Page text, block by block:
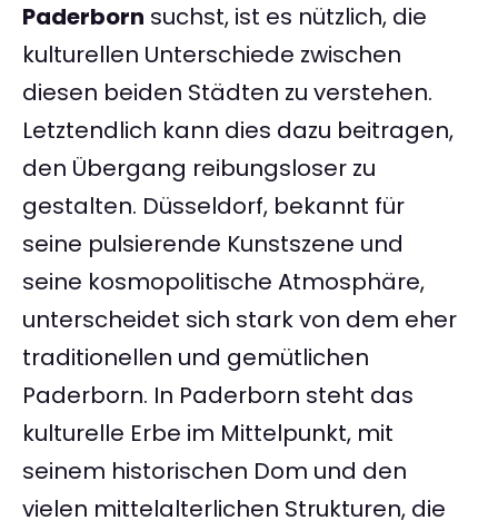
Paderborn suchst, ist es nützlich, die
kulturellen Unterschiede zwischen
diesen beiden Städten zu verstehen.
Letztendlich kann dies dazu beitragen,
den Übergang reibungsloser zu
gestalten. Düsseldorf, bekannt für
seine pulsierende Kunstszene und
seine kosmopolitische Atmosphäre,
unterscheidet sich stark von dem eher
traditionellen und gemütlichen
Paderborn. In Paderborn steht das
kulturelle Erbe im Mittelpunkt, mit
seinem historischen Dom und den
vielen mittelalterlichen Strukturen, die